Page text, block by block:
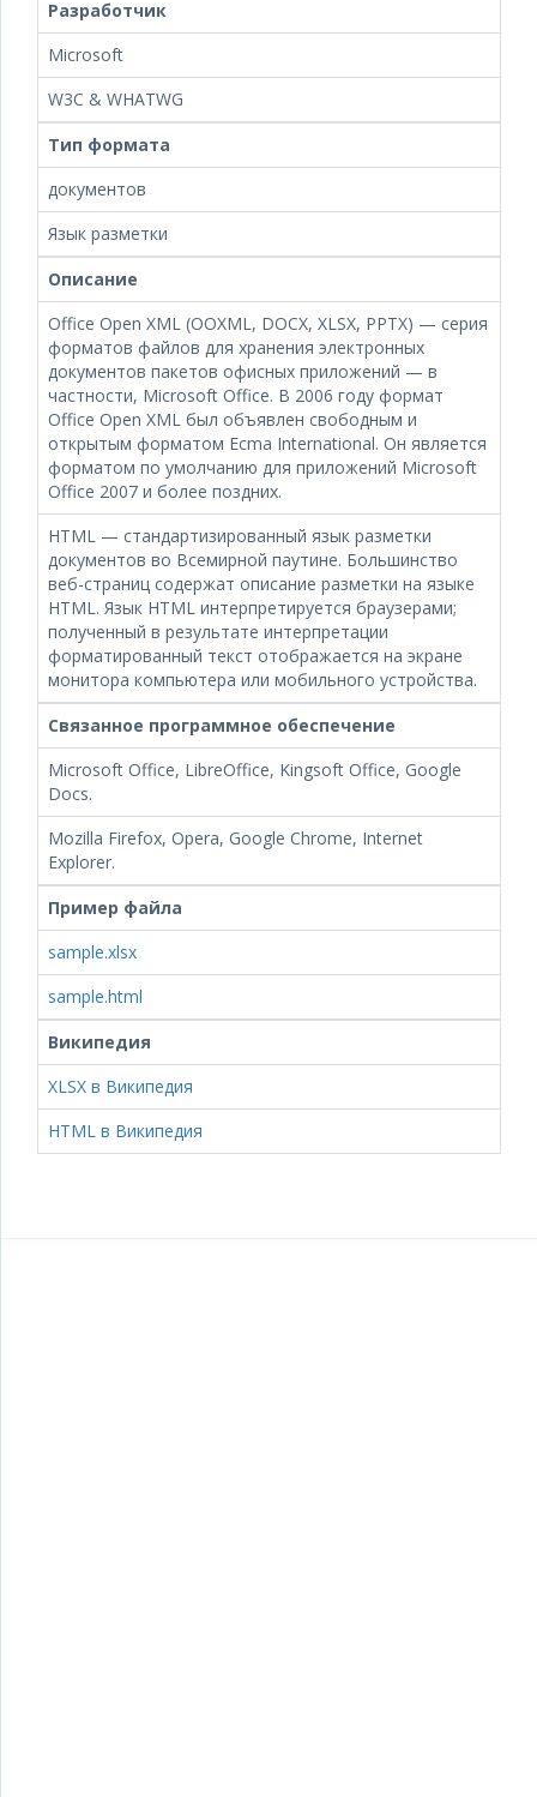
Разработчик
Microsoft
W3C & WHATWG
Тип формата
документов
Язык разметки
Описание
Office Open XML (OOXML, DOCX, XLSX, PPTX) — серия
форматов файлов для хранения электронных
документов пакетов офисных приложений — в
частности, Microsoft Office. В 2006 году формат
Office Open XML был объявлен свободным и
открытым форматом Ecma International. Он является
форматом по умолчанию для приложений Microsoft
Office 2007 и более поздних.
HTML — стандартизированный язык разметки
документов во Всемирной паутине. Большинство
веб-страниц содержат описание разметки на языке
HTML. Язык HTML интерпретируется браузерами;
полученный в результате интерпретации
форматированный текст отображается на экране
монитора компьютера или мобильного устройства.
Связанное программное обеспечение
Microsoft Office, LibreOffice, Kingsoft Office, Google
Docs.
Mozilla Firefox, Opera, Google Chrome, Internet
Explorer.
Пример файла
sample.xlsx
sample.html
Википедия
XLSX в Википедия
HTML в Википедия